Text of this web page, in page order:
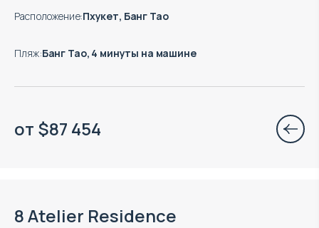
Расположение:Пхукет, Банг Тао
Пляж:Банг Тао, 4 минуты на машине
от $87 454
8 Atelier Residence